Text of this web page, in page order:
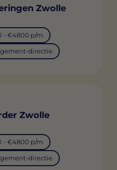
Zwolle
- €4800 p/m
directie
Zwolle
- €4800 p/m
directie